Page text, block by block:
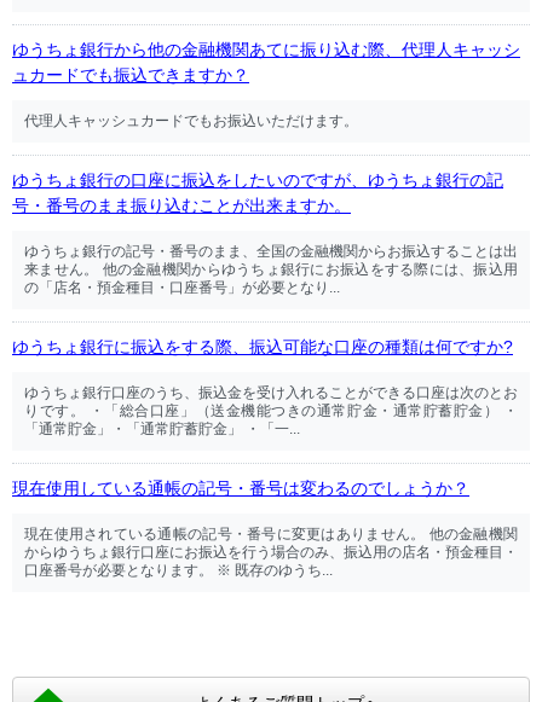
ゆうちょ銀行から他の金融機関あてに振り込む際、代理人キャッシ
ュカードでも振込できますか？
代理人キャッシュカードでもお振込いただけます。
ゆうちょ銀行の口座に振込をしたいのですが、ゆうちょ銀行の記
号・番号のまま振り込むことが出来ますか。
ゆうちょ銀行の記号・番号のまま、全国の金融機関からお振込することは出
来ません。 他の金融機関からゆうちょ銀行にお振込をする際には、振込用
の「店名・預金種目・口座番号」が必要となり...
ゆうちょ銀行に振込をする際、振込可能な口座の種類は何ですか?
ゆうちょ銀行口座のうち、振込金を受け入れることができる口座は次のとお
りです。 ・「総合口座」（送金機能つきの通常貯金・通常貯蓄貯金） ・
「通常貯金」・「通常貯蓄貯金」 ・「一...
現在使用している通帳の記号・番号は変わるのでしょうか？
現在使用されている通帳の記号・番号に変更はありません。 他の金融機関
からゆうちょ銀行口座にお振込を行う場合のみ、振込用の店名・預金種目・
口座番号が必要となります。 ※ 既存のゆうち...